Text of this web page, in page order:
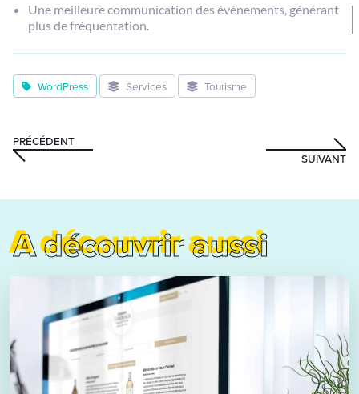
Une meilleure communication des événements, générant
plus de fréquentation.
WordPress Services Tourisme
PRÉCÉDENT
SUIVANT
A découvrir aussi
A découvrir aussi